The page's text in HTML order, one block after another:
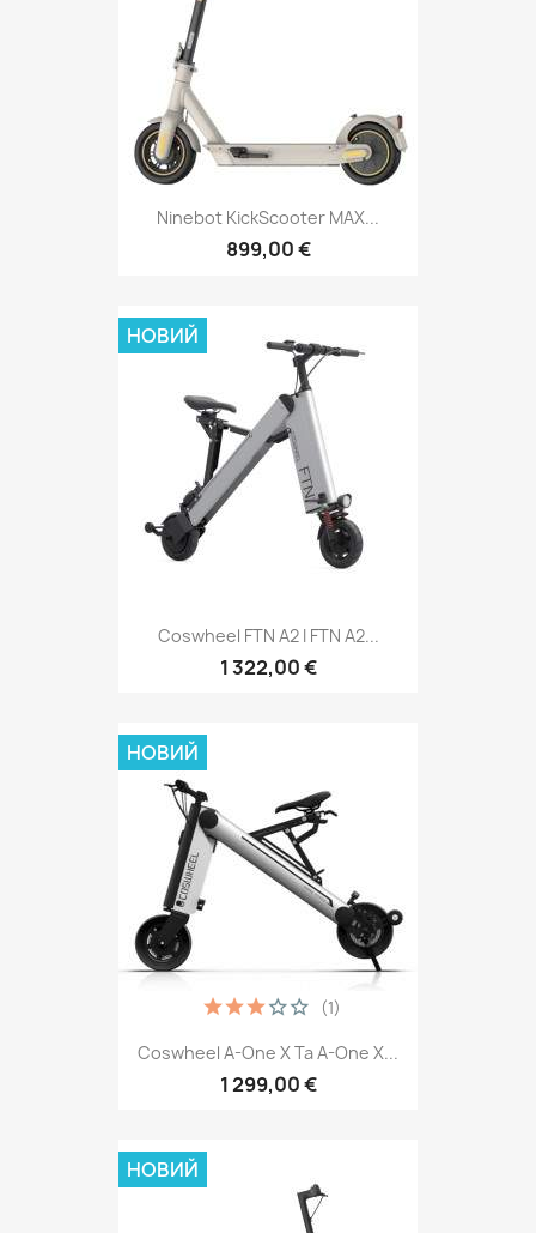
Ninebot KickScooter MAX...
899,00 €
Coswheel FTN A2 І FTN A2...
1 322,00 €
НОВИЙ
Coswheel A-One X Та A-One X...
1 299,00 €
(1)
НОВИЙ
НОВИЙ